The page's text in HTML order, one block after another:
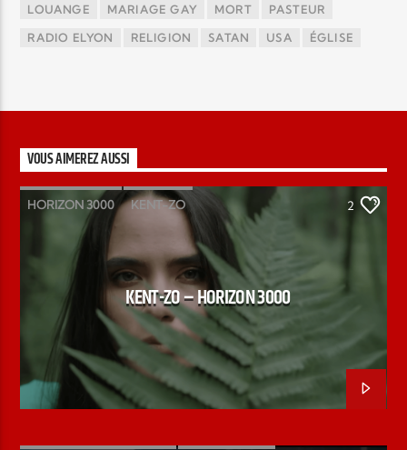
LOUANGE MARIAGE GAY MORT PASTEUR
RADIO ELYON RELIGION SATAN USA ÉGLISE
VOUS AIMEREZ AUSSI
HORIZON 3000 KENT-ZO 2
KENT-ZO – HORIZON 3000